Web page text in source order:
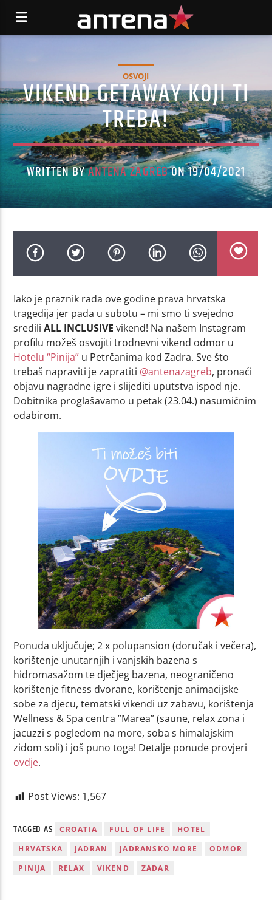
OSVOJI
VIKEND GETAWAY KOJI TI
TREBA!
WRITTEN BYANTENA ZAGREBON 19/04/2021
Iako je praznik rada ove godine prava hrvatska
tragedija jer pada u subotu – mi smo ti svejedno
srediliALL INCLUSIVE vikend! Na našem Instagram
profilu možeš osvojiti trodnevni vikend odmor u
Hotelu “Pinija” u Petrčanima kod Zadra. Sve što
trebaš napraviti je zapratiti @antenazagreb, pronaći
objavu nagradne igre i slijediti uputstva ispod nje.
Dobitnika proglašavamo u petak (23.04.) nasumičnim
odabirom.
Ponuda uključuje; 2 x polupansion (doručak i večera),
korištenje unutarnjih i vanjskih bazena s
hidromasažom te dječjeg bazena, neograničeno
korištenje fitness dvorane, korištenje animacijske
sobe za djecu, tematski vikendi uz zabavu, korištenja
Wellness & Spa centra ”Marea” (saune, relax zona i
jacuzzi s pogledom na more, soba s himalajskim
zidom soli) i još puno toga! Detalje ponude provjeri
ovdje.
Post Views: 1,567
TAGGED AS CROATIA FULL OF LIFE
HOTEL
HRVATSKA
JADRAN JADRANSKO MORE
ODMOR
PINIJA
RELAX VIKEND ZADAR